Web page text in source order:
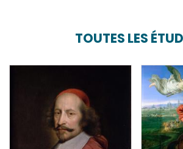
TOUTES LES